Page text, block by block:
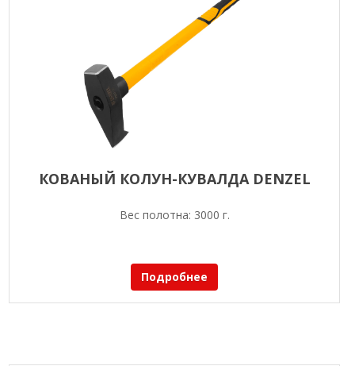
КОВАНЫЙ КОЛУН-КУВАЛДА DENZEL
Вес полотна: 3000 г.
Подробнее